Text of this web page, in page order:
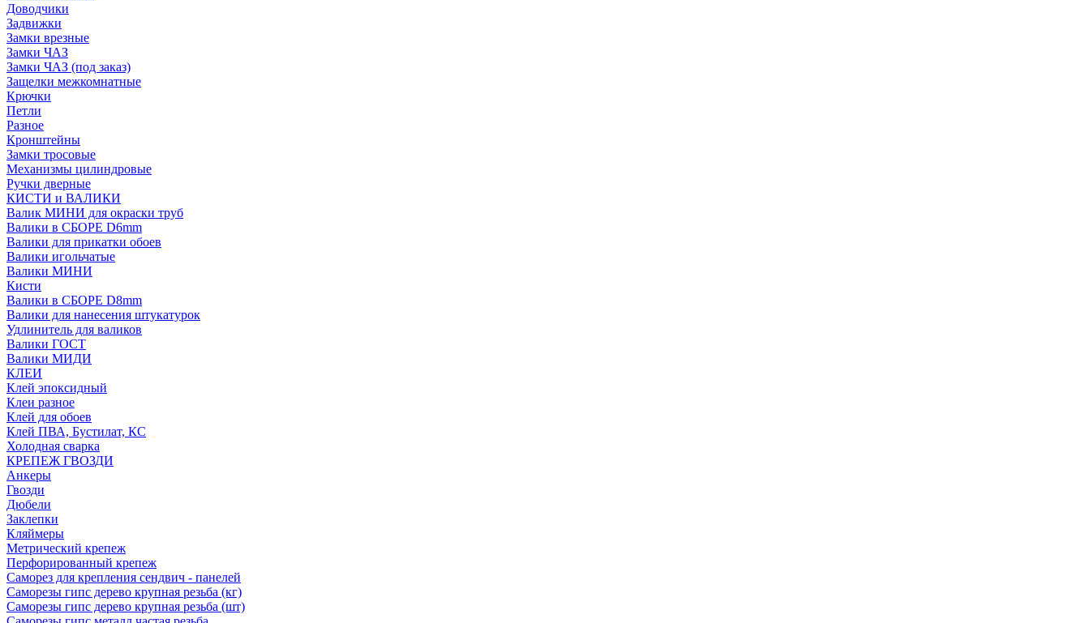
Доводчики
Задвижки
Замки врезные
Замки ЧАЗ
Замки ЧАЗ (под заказ)
Защелки межкомнатные
Крючки
Петли
Разное
Кронштейны
Замки тросовые
Механизмы цилиндровые
Ручки дверные
КИСТИ и ВАЛИКИ
Валик МИНИ для окраски труб
Валики в СБОРЕ D6mm
Валики для прикатки обоев
Валики игольчатые
Валики МИНИ
Кисти
Валики в СБОРЕ D8mm
Валики для нанесения штукатурок
Удлинитель для валиков
Валики ГОСТ
Валики МИДИ
КЛЕИ
Клей эпоксидный
Клеи разное
Клей для обоев
Клей ПВА, Бустилат, КС
Холодная сварка
КРЕПЕЖ ГВОЗДИ
Анкеры
Гвозди
Дюбели
Заклепки
Кляймеры
Метрический крепеж
Перфорированный крепеж
Саморез для крепления сендвич - панелей
Саморезы гипс дерево крупная резьба (кг)
Саморезы гипс дерево крупная резьба (шт)